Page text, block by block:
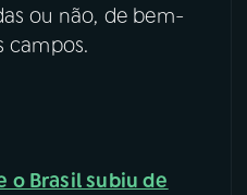
ou não, de bem-
campos.
o Brasil subiu de